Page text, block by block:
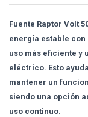
Fuente Raptor Volt
energía estable
uso más eficiente y
eléctrico. Esto
mantener un
siendo una opción
uso continuo.